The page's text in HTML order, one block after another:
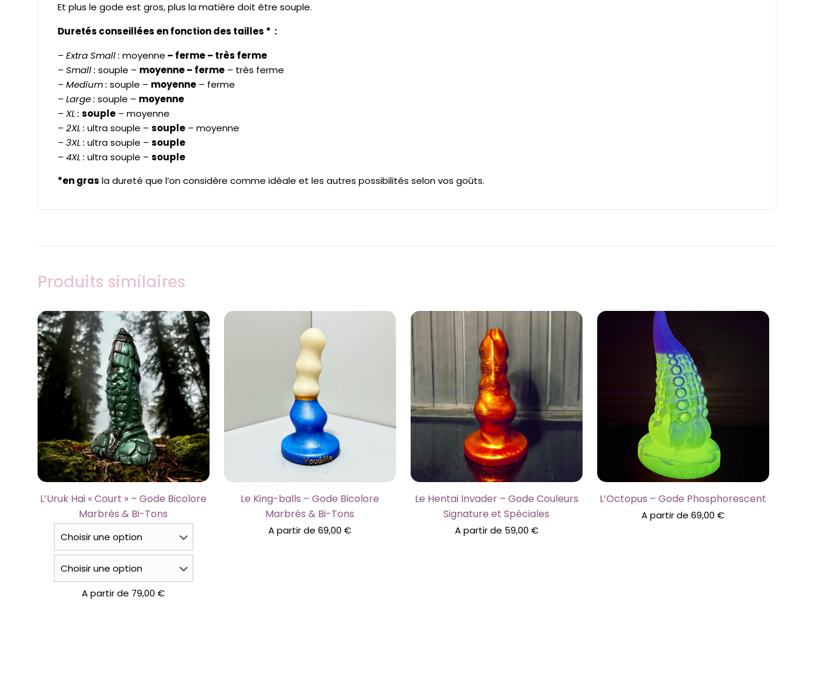
Et plus le gode est gros, plus la matière doit être souple.
Duretés conseillées en fonction des tailles * :
– Extra Small : moyenne – ferme – très ferme
– Small : souple – moyenne – ferme– très ferme
– Medium : souple – moyenne– ferme
– Large : souple – moyenne
– XL : souple– moyenne
– 2XL : ultra souple – souple– moyenne
– 3XL : ultra souple – souple
– 4XL : ultra souple – souple
*en gras la dureté que l’on considère comme idéale et les autres possibilités selon vos goûts.
Produits similaires
L’Uruk Hai « Court » – Gode Bicolore
Marbrés & Bi-Tons
A partir de 79,00€
Le King-balls – Gode Bicolore
Marbrés & Bi-Tons
A partir de69,00€
Le Hentai Invader – Gode Couleurs
Signature et Spéciales
A partir de 59,00 €
L’Octopus – Gode Phosphorescent
A partir de69,00€